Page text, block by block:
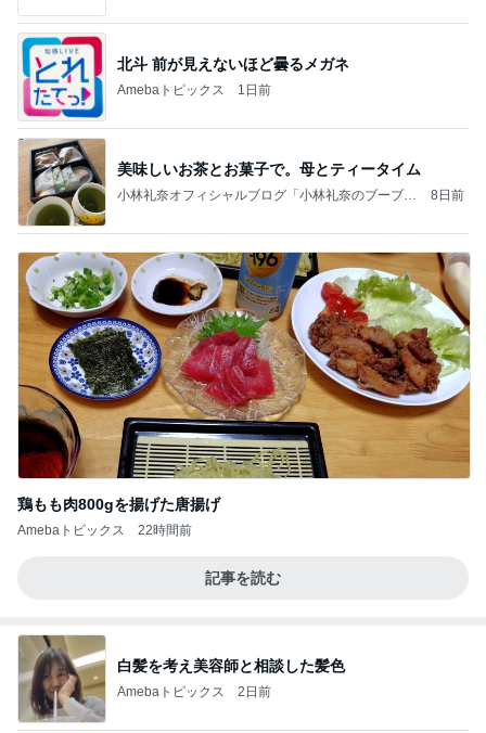
北斗 前が見えないほど曇るメガネ
Amebaトピックス 1日前
美味しいお茶とお菓子で。母とティータイム
小林礼奈オフィシャルブログ「小林礼奈のブーブー
8日前
鶏もも肉800gを揚げた唐揚げ
Amebaトピックス 22時間前
記事を読む
白髪を考え美容師と相談した髪色
Amebaトピックス 2日前